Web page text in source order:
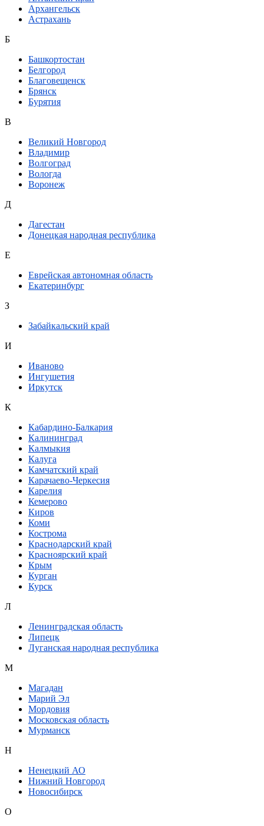
Архангельск
Астрахань
Б
Башкортостан
Белгород
Благовещенск
Брянск
Бурятия
В
Великий Новгород
Владимир
Волгоград
Вологда
Воронеж
Д
Дагестан
Донецкая народная республика
Е
Еврейская автономная область
Екатеринбург
З
Забайкальский край
И
Иваново
Ингушетия
Иркутск
К
Кабардино-Балкария
Калининград
Калмыкия
Калуга
Камчатский край
Карачаево-Черкесия
Карелия
Кемерово
Киров
Коми
Кострома
Краснодарский край
Красноярский край
Крым
Курган
Курск
Л
Ленинградская область
Липецк
Луганская народная республика
М
Магадан
Марий Эл
Мордовия
Московская область
Мурманск
Н
Ненецкий АО
Нижний Новгород
Новосибирск
О